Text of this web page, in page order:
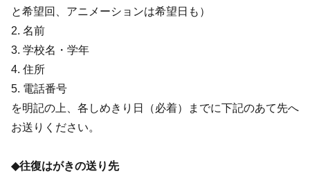
と希望回、アニメーションは希望日も）
2. 名前
3. 学校名・学年
4. 住所
5. 電話番号
を明記の上、各しめきり日（必着）までに下記のあて先へ
お送りください。
◆往復はがきの送り先